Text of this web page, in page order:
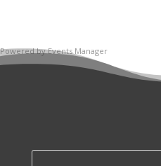
Powered byEvents Manager